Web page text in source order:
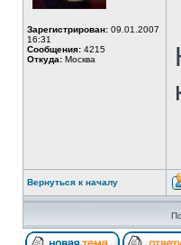
Зарегистрирован: 09.01.2007
16:31
Сообщения: 4215
Откуда: Москва
Вернуться к началу